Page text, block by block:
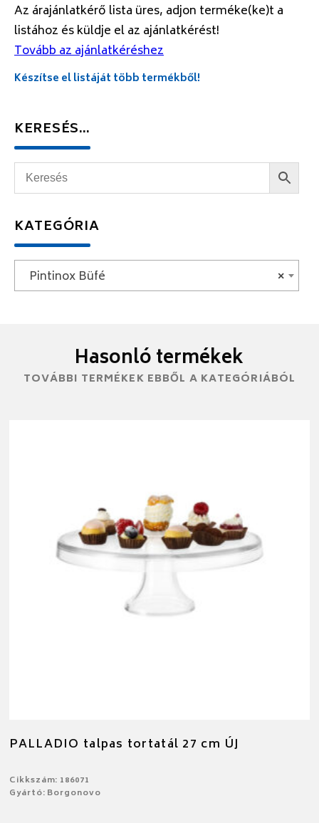
Az árajánlatkérő lista üres, adjon terméke(ke)t a
listához és küldje el az ajánlatkérést!
Tovább az ajánlatkéréshez
Készítse el listáját több termékből!
KERESÉS…
KATEGÓRIA
×
Pintinox Büfé
Hasonló termékek
TOVÁBBI TERMÉKEK EBBŐL A KATEGÓRIÁBÓL
PALLADIO talpas tortatál 27 cm ÚJ
Cikkszám: 186071
Gyártó: Borgonovo